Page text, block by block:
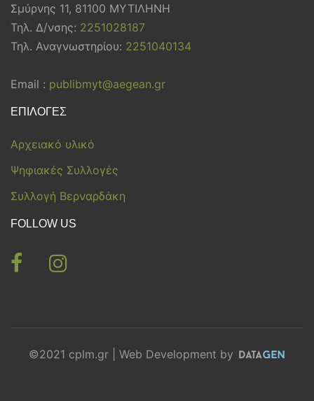
Σμύρνης 11, 81100 ΜΥΤΙΛΗΝΗ
Τηλ. Δ/νσης: 2251028187
Τηλ. Αναγνωστηρίου: 2251040134
Email : publibmyt@aegean.gr
ΕΠΙΛΟΓΕΣ
Αρχειακό υλικό
Ψηφιακές Συλλογές
Συλλογή Βερναρδάκη
FOLLOW US
©2021 cplm.gr | Web Development by